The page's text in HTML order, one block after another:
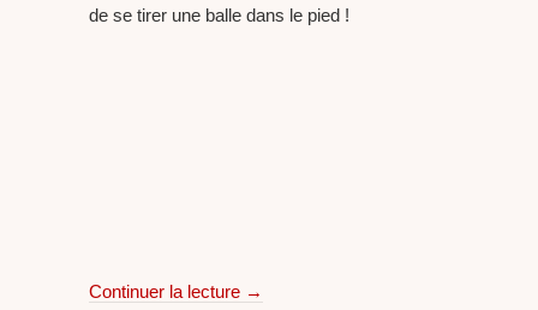
de se tirer une balle dans le pied !
Continuer la lecture →